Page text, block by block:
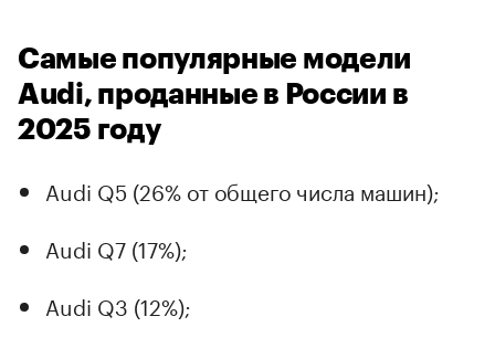
Самые популярные модели
Audi, проданные в России в
2025 году
Audi Q5 (26% от общего числа машин);
Audi Q7 (17%);
Audi Q3 (12%);